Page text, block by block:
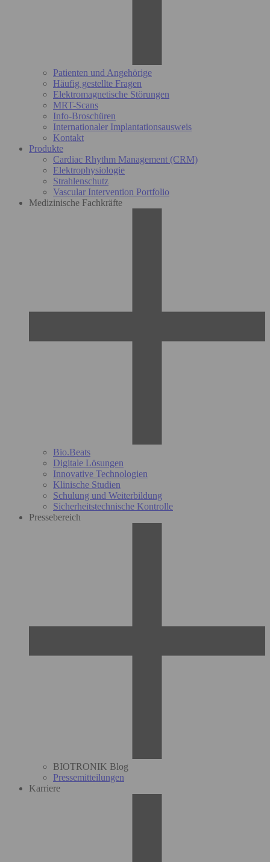
Patienten und Angehörige
Häufig gestellte Fragen
Elektromagnetische Störungen
MRT-Scans
Info-Broschüren
Internationaler Implantationsausweis
Kontakt
Produkte
Cardiac Rhythm Management (CRM)
Elektrophysiologie
Strahlenschutz
Vascular Intervention Portfolio
Medizinische Fachkräfte
Bio.Beats
Digitale Lösungen
Innovative Technologien
Klinische Studien
Schulung und Weiterbildung
Sicherheitstechnische Kontrolle
Pressebereich
BIOTRONIK Blog
Pressemitteilungen
Karriere